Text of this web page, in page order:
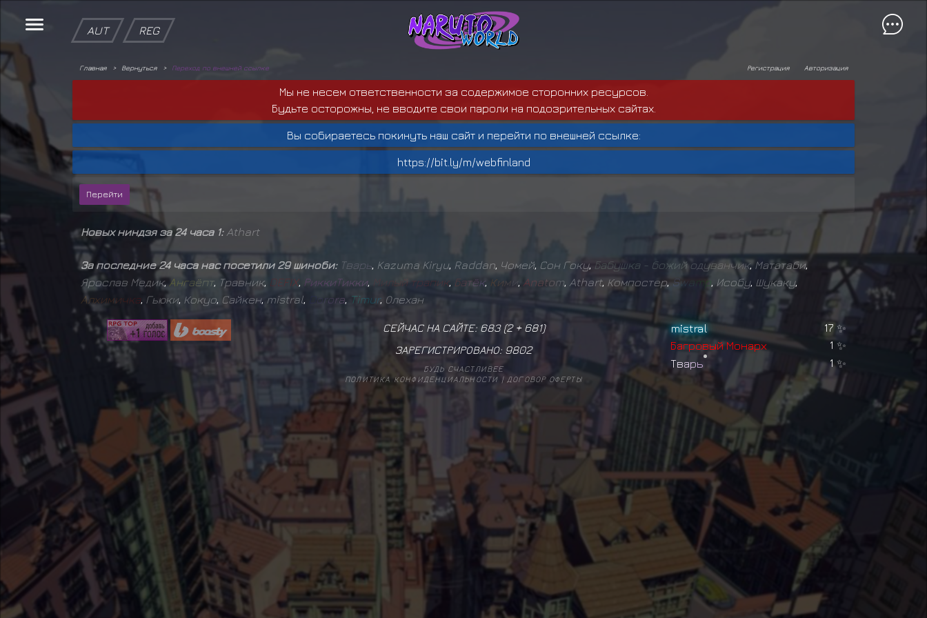
AUT REG
Главная Вернуться Переход по внешней ссылке Авторизация
Регистрация
Мы не несем ответственности за содержимое сторонних ресурсов.
Будьте осторожны, не вводите свои пароли на подозрительных сайтах.
Вы собираетесь покинуть наш сайт и перейти по внешней ссылке:
https://bit.ly/m/webfinland
Новых ниндзя за 24 часа 1: Athart
За последние 24 часа нас посетили 29 шиноби: Тварь Kazuma Kiryu Raddan Чомей, Сон Гоку, Бабушка - божий одуванчик,Мататаби,
Ярослав Медик,Ангаёпт, Травник, EFIX РиккиТикки, Ми лы й тр апик, Батёк, Ким Anatom Athart, Компостер Sw p Исобу, Шукаку,
Алхимичка, Гьюки, Кокуо Сайкен, mistral or ora Timur, Олехан
СЕЙЧАС НА САЙТЕ: 683 (2+ 681)
ЗАРЕГИСТРИРОВАНО: 9802
БУДЬ СЧАСТЛИВЕЕ
ПОЛИТИКА КОНФИДЕНЦИАЛЬНОСТИ |ДОГОВОР ОФЕРТЫ
mistral 17 ✨
Багровый Монарх 1 ✨
Тварь 1✨